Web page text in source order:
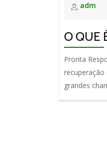
adm
O QUE
Pronta
grandes